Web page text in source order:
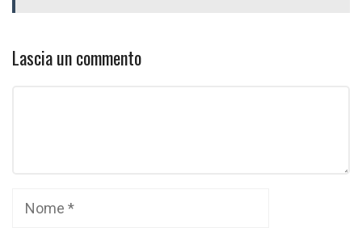
Lascia un commento